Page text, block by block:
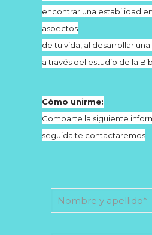
encontrar una estabilidad
aspectos
de tu vida, al desarrollar
a través del estudio de la
Cómo unirme:
Comparte la siguiente
seguida te contactaremos